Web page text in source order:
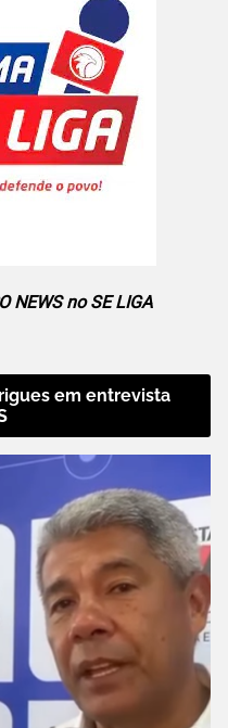
NEWS no SE LIGA
em entrevista